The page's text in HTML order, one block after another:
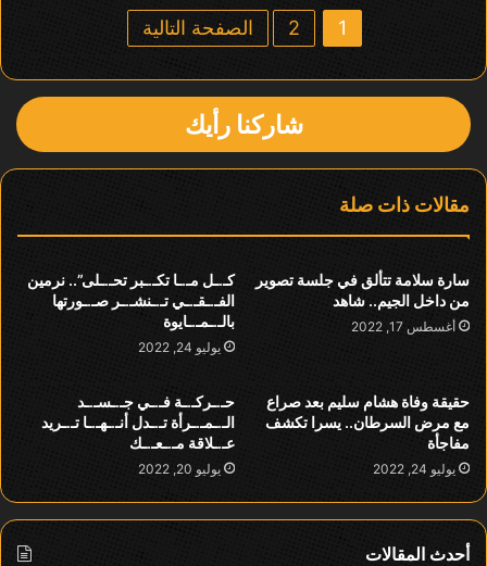
1
2 الصفحة التالية
شاركنا رأيك
مقالات ذات صلة
سارة سلامة تتألق في جلسة تصوير
من داخل الجيم.. شاهد
أغسطس 17, 2022
كـ.ـل مـ.ـا تكـ.ـبر تحـ.ـلى”.. نرمين
الفـ.ـقـ.ـي تـ.ـنشـ.ـر صـ.ـورتها
بالـ.ـمـ.ـايوة
يوليو 24, 2022
حقيقة وفاة هشام سليم بعد صراع
مع مرض السرطان.. يسرا تكشف
مفاجأة
يوليو 24, 2022
حـ.ـركـ.ـة فـ.ـي جـ.ـسـ.ـد
الـ.ـمـ.ـرأة تـ.ـدل أنـ.ـهـ.ـا تـ.ـريد
عـ.ـلاقة مـ.ـعـ.ـك
يوليو 20, 2022
أحدث المقالات